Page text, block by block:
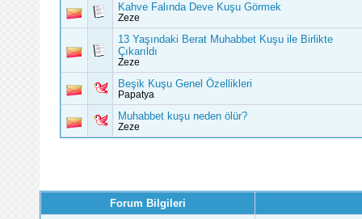
Kahve Falında Deve Kuşu Görmek
Zeze
13 Yaşındaki Berat Muhabbet Kuşu ile Birlikte
Çıkarıldı
Zeze
Beşik Kuşu Genel Özellikleri
Papatya
Muhabbet kuşu neden ölür?
Zeze
Forum Bilgileri